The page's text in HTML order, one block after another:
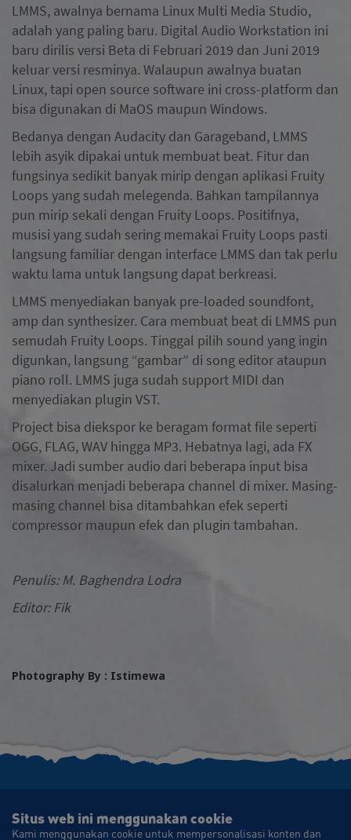
LMMS, awalnya bernama Linux Multi Media Studio,
adalah yang paling baru. Digital Audio Workstation ini
baru dirilis versi Beta di Februari 2019 dan Juni 2019
keluar versi resminya. Walaupun awalnya buatan
Linux, tapi open source software ini cross-platform dan
bisa digunakan di MaOS maupun Windows.
Bedanya dengan Audacity dan Garageband, LMMS
lebih asyik dipakai untuk membuat beat. Fitur dan
fungsinya sedikit banyak mirip dengan aplikasi Fruity
Loops yang sudah melegenda. Bahkan tampilannya
pun mirip sekali dengan Fruity Loops. Positifnya,
musisi yang sudah sering memakai Fruity Loops pasti
langsung familiar dengan interface LMMS dan tak perlu
waktu lama untuk langsung dapat berkreasi.
LMMS menyediakan banyak pre-loaded soundfont,
amp dan synthesizer. Cara membuat beat di LMMS pun
semudah Fruity Loops. Tinggal pilih sound yang ingin
digunkan, langsung “gambar” di song editor ataupun
piano roll. LMMS juga sudah support MIDI dan
menyediakan plugin VST.
Project bisa diekspor ke beragam format file seperti
OGG, FLAG, WAV hingga MP3. Hebatnya lagi, ada FX
mixer. Jadi sumber audio dari beberapa input bisa
disalurkan menjadi beberapa channel di mixer. Masing-
masing channel bisa ditambahkan efek seperti
compressor maupun efek dan plugin tambahan.
Penulis: M. Baghendra Lodra
Editor: Fik
Photography By : Istimewa
Situs web ini menggunakan cookie
Kami menggunakan cookie untuk mempersonalisasi konten dan